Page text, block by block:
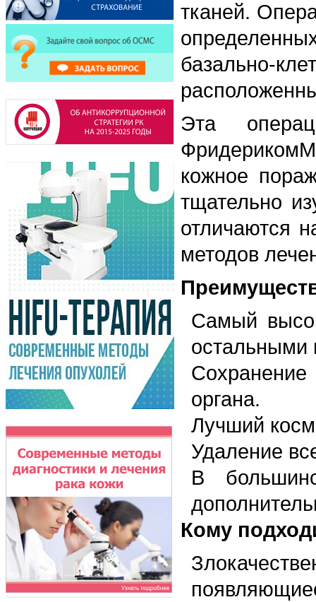
тканей.
базально-
Эта
кожное
тщательно
отличаются
методов
Самый
остальными
органа.
Лучший
Удаление
В
Кому